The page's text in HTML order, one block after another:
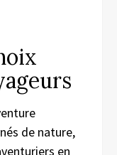
de nature,
en